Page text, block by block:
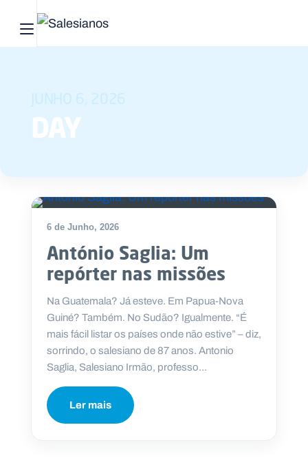
Abrir menu principal
JUNHO 6, 2026
DAY
6 de Junho, 2026
António Saglia: Um
repórter nas missões
Na Guatemala? Já esteve. Em Papua-Nova
Guiné? Também. No Sudão? Igualmente. “É
mais fácil listar os países onde não estive” – diz,
sorrindo, o salesiano de 87 anos. Antonio
Saglia, Salesiano Irmão, professo...
Ler mais
Início
Quem
O
que
fazemos
Recursos
Notícias
O
T
L
A